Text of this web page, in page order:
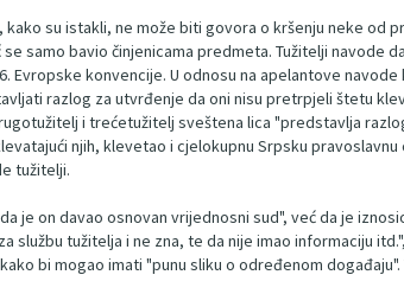
su istakli, ne može biti govora o kršenju neke od
samo bavio činjenicama predmeta. Tužitelji navode
konvencije. U odnosu na apelantove navode
razlog za utvrđenje da oni nisu pretrpjeli štetu
i trećetužitelj sveštena lica "predstavlja
njih, klevetao i cjelokupnu Srpsku
tužitelji.
je on davao osnovan vrijednosni sud", već da je
tužitelja i ne zna, te da nije imao informaciju
bi mogao imati "punu sliku o određenom događaju".